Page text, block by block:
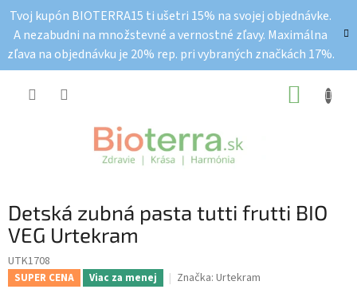
obsah
Tvoj kupón BIOTERRA15 ti ušetri 15% na svojej objednávke.
A nezabudni na množstevné a vernostné zľavy. Maximálna
zľava na objednávku je 20% rep. pri vybraných značkách 17%.
Detská zubná pasta tutti frutti BIO
VEG Urtekram
UTK1708
SUPER CENA Viac za menej Značka: Urtekram